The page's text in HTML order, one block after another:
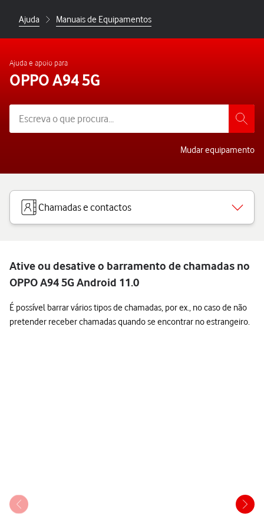
Ajuda Manuais de Equipamentos
Ajuda e apoio para
OPPO A94 5G
Mudar equipamento
Chamadas e contactos
Ative ou desative o barramento de chamadas no
OPPO A94 5G Android 11.0
É possível barrar vários tipos de chamadas, por ex., no caso de não
pretender receber chamadas quando se encontrar no estrangeiro.